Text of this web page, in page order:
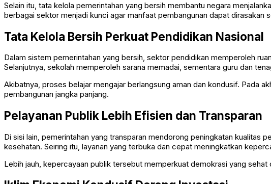
Selain itu, tata kelola pemerintahan yang bersih membantu negara
berbagai sektor menjadi kunci agar manfaat pembangunan dapat dirasakan
Tata Kelola Bersih Perkuat Pendidikan Nasional
Dalam sistem pemerintahan yang bersih, sektor pendidikan memperoleh
Selanjutnya, sekolah memperoleh sarana memadai, sementara guru dan
Akibatnya, proses belajar mengajar berlangsung aman dan kondusif. Pada
pembangunan jangka panjang.
Pelayanan Publik Lebih Efisien dan Transparan
Di sisi lain, pemerintahan yang transparan mendorong peningkatan kualitas
kesehatan. Seiring itu, layanan yang terbuka dan cepat meningkatkan
Lebih jauh, kepercayaan publik tersebut memperkuat demokrasi yang